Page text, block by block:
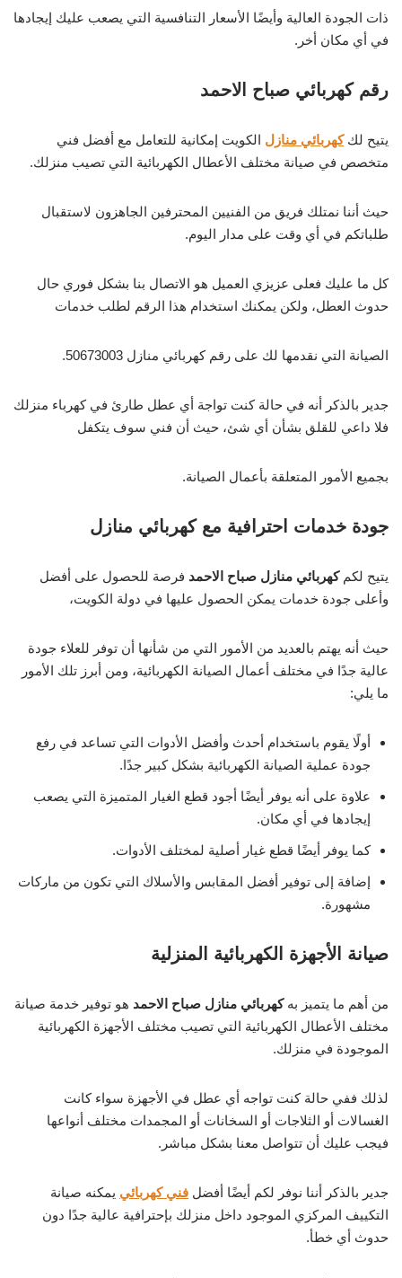
ذات الجودة العالية وأيضًا الأسعار التنافسية التي يصعب عليك إيجادها
في أي مكان أخر.
رقم كهربائي صباح الاحمد
يتيح لككهربائي منازل الكويت إمكانية للتعامل مع أفضل فني
متخصص في صيانة مختلف الأعطال الكهربائية التي تصيب منزلك.
حيث أننا نمتلك فريق من الفنيين المحترفين الجاهزون لاستقبال
طلباتكم في أي وقت على مدار اليوم.
كل ما عليك فعلى عزيزي العميل هو الاتصال بنا بشكل فوري حال
حدوث العطل، ولكن يمكنك استخدام هذا الرقم لطلب خدمات
الصيانة التي نقدمها لك على رقم كهربائي منازل 50673003.
جدير بالذكر أنه في حالة كنت تواجة أي عطل طارئ في كهرباء منزلك
فلا داعي للقلق بشأن أي شئ، حيث أن فني سوف يتكفل
بجميع الأمور المتعلقة بأعمال الصيانة.
جودة خدمات احترافية مع كهربائي منازل
يتيح لكمكهربائي منازل صباح الاحمد فرصة للحصول على أفضل
وأعلى جودة خدمات يمكن الحصول عليها في دولة الكويت،
حيث أنه يهتم بالعديد من الأمور التي من شأنها أن توفر للعلاء جودة
عالية جدًا في مختلف أعمال الصيانة الكهربائية، ومن أبرز تلك الأمور
ما يلي:
أولًا يقوم باستخدام أحدث وأفضل الأدوات التي تساعد في رفع
جودة عملية الصيانة الكهربائية بشكل كبير جدًا.
علاوة على أنه يوفر أيضًا أجود قطع الغيار المتميزة التي يصعب
إيجادها في أي مكان.
كما يوفر أيضًا قطع غيار أصلية لمختلف الأدوات.
إضافة إلى توفير أفضل المقابس والأسلاك التي تكون من ماركات
مشهورة.
صيانة الأجهزة الكهربائية المنزلية
من أهم ما يتميز بهكهربائي منازل صباح الاحمد هو توفير خدمة صيانة
مختلف الأعطال الكهربائية التي تصيب مختلف الأجهزة الكهربائية
الموجودة في منزلك.
لذلك ففي حالة كنت تواجه أي عطل في الأجهزة سواء كانت
الغسالات أو الثلاجات أو السخانات أو المجمدات مختلف أنواعها
فيجب عليك أن تتواصل معنا بشكل مباشر.
جدير بالذكر أننا نوفر لكم أيضًا أفضل فني كهربائي يمكنه صيانة
التكييف المركزي الموجود داخل منزلك بإحترافية عالية جدًا دون
حدوث أي خطأ.